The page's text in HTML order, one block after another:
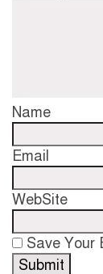
Name
Email
WebSite
Save Your